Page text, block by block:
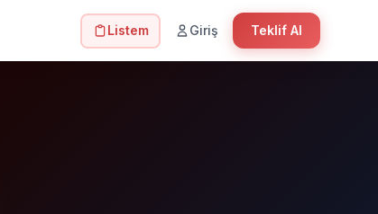
Listem Giriş Teklif Al